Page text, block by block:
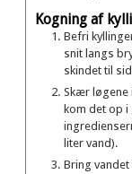
Kogning af
Befri
snit langs
skindet til
Skær løgene
kom det op
liter vand).
Bring